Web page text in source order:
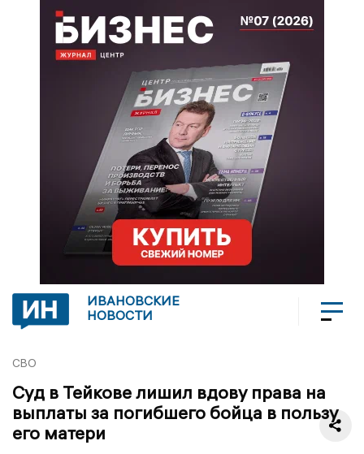
ИВАНОВСКИЕ
НОВОСТИ
СВО
Суд в Тейкове лишил вдову права на
выплаты за погибшего бойца в пользу
его матери